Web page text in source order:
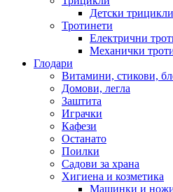
Детски трицикли
Тротинети
Електрични
Механички
Глодари
Витамини, стикови,
Домови, легла
Заштита
Играчки
Кафези
Останато
Поилки
Садови за храна
Хигиена и козметика
Машинки и